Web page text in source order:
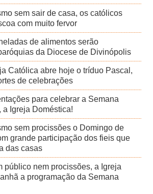
sem sair de casa, os católicos
com muito fervor
de alimentos serão
da Diocese de Divinópolis
Católica abre hoje o tríduo Pascal,
de celebrações
para celebrar a Semana
a Igreja Doméstica!
sem procissões o Domingo de
grande participação dos fieis que
das casas
público nem procissões, a Igreja
a programação da Semana